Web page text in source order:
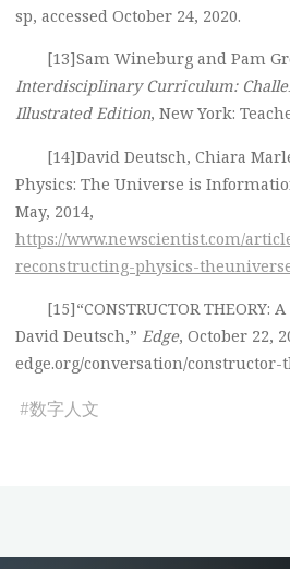
sp, accessed October 24, 2020.
[13]Sam Wineburg and Pam
Interdisciplinary Curriculum:
Illustrated Edition, New York:
[14]David Deutsch, Chiara
Physics: The Universe is
May, 2014,
https://www.newscientist.com/
reconstructing-physics-
[15]“CONSTRUCTOR
David Deutsch,”Edge, October 22,
edge.org/conversation/constructor-
#数字人文